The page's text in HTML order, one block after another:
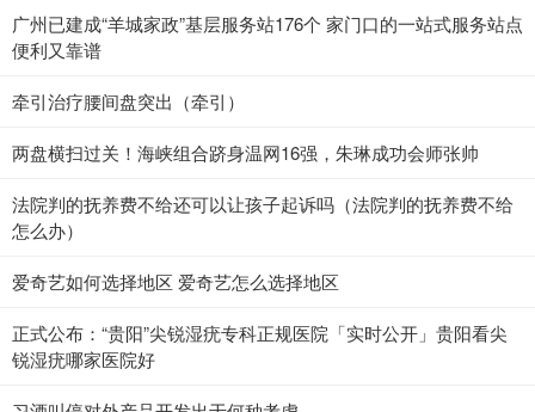
广州已建成“羊城家政”基层服务站176个 家门口的一站式服务站点
便利又靠谱
牵引治疗腰间盘突出（牵引）
两盘横扫过关！海峡组合跻身温网16强，朱琳成功会师张帅
法院判的抚养费不给还可以让孩子起诉吗（法院判的抚养费不给
怎么办）
爱奇艺如何选择地区 爱奇艺怎么选择地区
正式公布：“贵阳”尖锐湿疣专科正规医院「实时公开」贵阳看尖
锐湿疣哪家医院好